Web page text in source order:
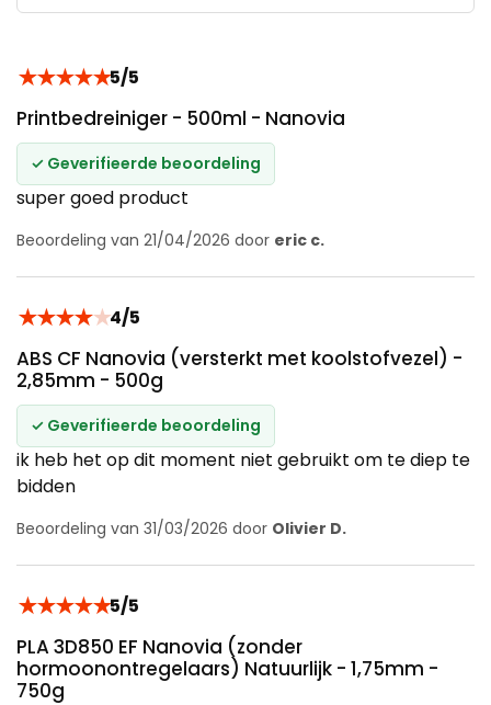
★★★★★5/5
Printbedreiniger - 500ml - Nanovia
✓ Geverifieerde beoordeling
super goed product
Beoordeling van 21/04/2026 door eric c.
★★★★★4/5
ABS CF Nanovia (versterkt met koolstofvezel) -
2,85mm - 500g
✓ Geverifieerde beoordeling
ik heb het op dit moment niet gebruikt om te diep te
bidden
Beoordeling van 31/03/2026 door Olivier D.
★★★★★5/5
PLA 3D850 EF Nanovia (zonder
hormoonontregelaars) Natuurlijk - 1,75mm -
750g